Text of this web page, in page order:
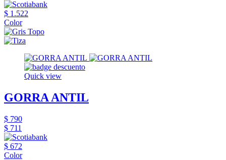
$ 1.522
Color
Quick view
GORRA ANTIL
$ 790
$ 711
$ 672
Color